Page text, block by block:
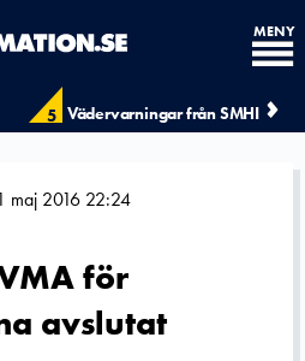
5 Vädervarningar från SMHI
MENY
maj 2016 22:24
för
avslutat